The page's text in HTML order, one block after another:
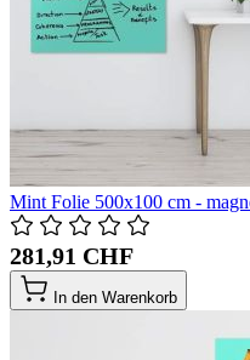
Mint Folie 500x100 cm -
281,91 CHF
In den Warenkorb